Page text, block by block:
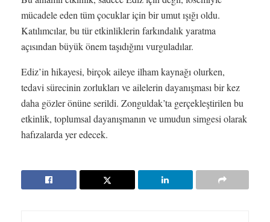
mücadele eden tüm çocuklar için bir umut ışığı oldu.
Katılımcılar, bu tür etkinliklerin farkındalık yaratma
açısından büyük önem taşıdığını vurguladılar.
Ediz’in hikayesi, birçok aileye ilham kaynağı olurken,
tedavi sürecinin zorlukları ve ailelerin dayanışması bir kez
daha gözler önüne serildi. Zonguldak’ta gerçekleştirilen bu
etkinlik, toplumsal dayanışmanın ve umudun simgesi olarak
hafızalarda yer edecek.